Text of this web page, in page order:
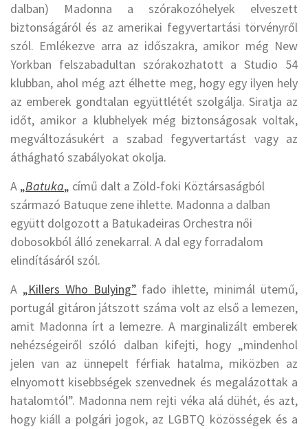
dalban) Madonna a szórakozóhelyek elveszett
biztonságáról és az amerikai fegyvertartási törvényről
szól. Emlékezve arra az időszakra, amikor még New
Yorkban felszabadultan szórakozhatott a Studio 54
klubban, ahol még azt élhette meg, hogy egy ilyen hely
az emberek gondtalan együttlétét szolgálja. Siratja az
időt, amikor a klubhelyek még biztonságosak voltak,
megváltozásukért a szabad fegyvertartást vagy az
áthágható szabályokat okolja.
A „Batuka„ című dalt a Zöld-foki Köztársaságból
származó Batuque zene ihlette. Madonna a dalban
együtt dolgozott a Batukadeiras Orchestra női
dobosokból álló zenekarral. A dal egy forradalom
elindításáról szól.
A „Killers Who Bulying” fado ihlette, minimál ütemű,
portugál gitáron játszott száma volt az első a lemezen,
amit Madonna írt a lemezre. A marginalizált emberek
nehézségeiről szóló dalban kifejti, hogy „mindenhol
jelen van az ünnepelt férfiak hatalma, miközben az
elnyomott kisebbségek szenvednek és megalázottak a
hatalomtól”. Madonna nem rejti véka alá dühét, és azt,
hogy kiáll a polgári jogok, az LGBTQ közösségek és a